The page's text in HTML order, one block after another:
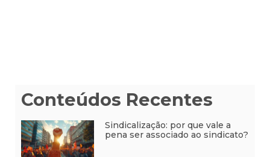
Conteúdos Recentes
Sindicalização: por que vale a
pena ser associado ao sindicato?